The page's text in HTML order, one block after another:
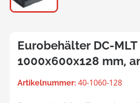
Eurobehälter DC-MLT
1000x600x128 mm,
Artikelnummer: 40-1060-128